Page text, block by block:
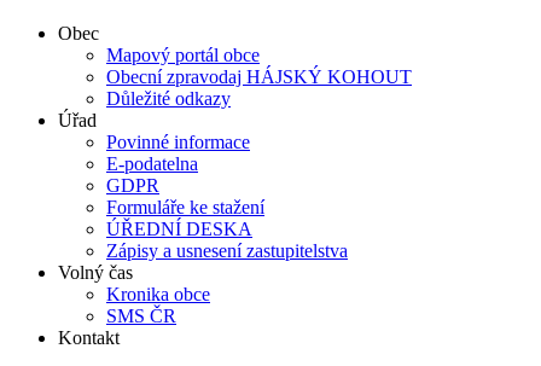
Obec
Mapový portál obce
Obecní zpravodaj HÁJSKÝ KOHOUT
Důležité odkazy
Úřad
Povinné informace
E-podatelna
GDPR
Formuláře ke stažení
ÚŘEDNÍ DESKA
Zápisy a usnesení zastupitelstva
Volný čas
Kronika obce
SMS ČR
Kontakt